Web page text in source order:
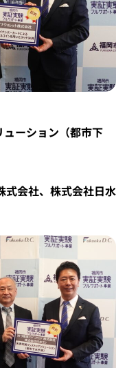
ーション（都市下
式会社、株式会社日水